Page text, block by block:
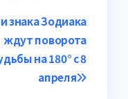
знака Зодиака
ждут поворота
на 180° с 8
апреля